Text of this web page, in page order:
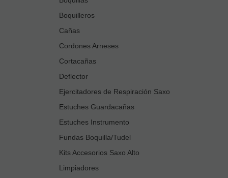
Boquilleros
Cañas
Cordones Arneses
Cortacañas
Deflector
Ejercitadores de Respiración Saxo
Estuches Guardacañas
Estuches Instrumento
Fundas Boquilla/Tudel
Kits Accesorios Saxo Alto
Limpiadores